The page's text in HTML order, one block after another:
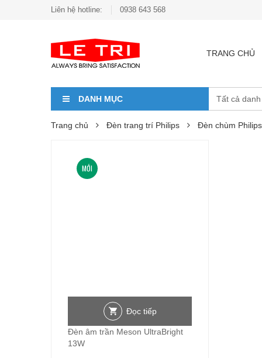
Liên hệ hotline: 0938 643 568
TRANG CHỦ
DANH MỤC
Trang chủ Đèn trang trí Philips Đèn chùm Philips
MỚI
Đọc tiếp
Đèn âm trần Meson UltraBright
13W